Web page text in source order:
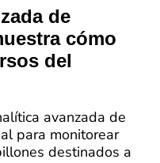
de
cómo
del
avanzada de
para monitorear
destinados a